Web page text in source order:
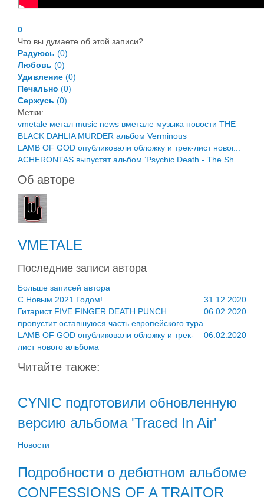
0
Что вы думаете об этой записи?
Радуюсь (0)
Любовь (0)
Удивление (0)
Печально (0)
Сержусь (0)
Метки:
vmetale метал music news вметале музыка новости THE
BLACK DAHLIA MURDER альбом Verminous
LAMB OF GOD опубликовали обложку и трек-лист новог...
ACHERONTAS выпустят альбом ‘Psychic Death - The Sh...
Об авторе
VMETALE
Последние записи автора
Больше записей автора
31.12.2020
C Новым 2021 Годом!
06.02.2020
Гитарист FIVE FINGER DEATH PUNCH
пропустит оставшуюся часть европейского тура
06.02.2020
LAMB OF GOD опубликовали обложку и трек-
лист нового альбома
Читайте также:
CYNIC подготовили обновленную
версию альбома 'Traced In Air'
Новости
Подробности о дебютном альбоме
CONFESSIONS OF A TRAITOR